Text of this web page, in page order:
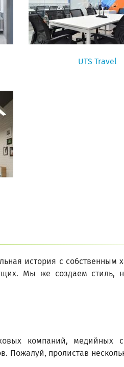
UTS Travel
история с собственным
Мы же создаем стиль,
компаний, медийных
Пожалуй, пролистав